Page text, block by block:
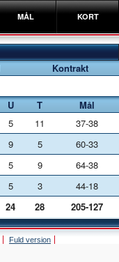
MÅL KORT
Kontrakt
U T
Mål
5 11
37-38
9 5
60-33
5 9
64-38
5 3
44-18
24 28 205-127
Fuld version